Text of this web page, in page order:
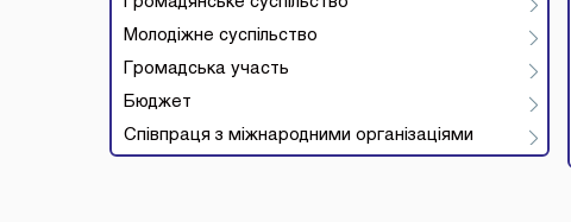
Молодіжне суспільство
Громадська участь
Бюджет
Співпраця з міжнародними організаціями